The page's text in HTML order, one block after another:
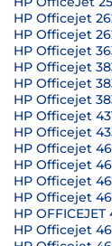
HP Officejet
HP Officejet
HP Officejet
HP Officejet
HP Officejet
HP Officejet
HP Officejet
HP Officejet
HP Officejet
HP Officejet
HP Officejet
HP Officejet
HP OFFICEJET
HP Officejet